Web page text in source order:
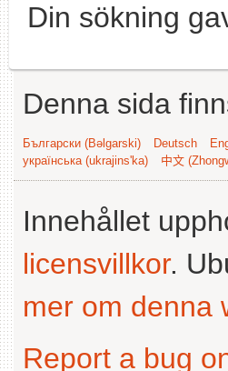
Din sökning
Denna sida
Български (Bəlgarski) Deutsch
українська (ukrajins'ka)
中文
Innehållet
licensvillkor.
mer om denna
Report a bug